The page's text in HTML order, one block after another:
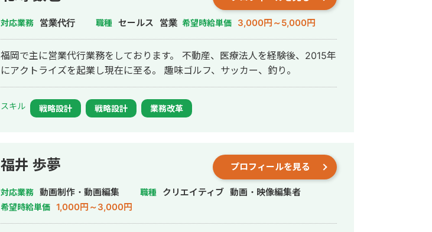
対応業務 営業代行 職種 セールス 営業 希望時給単価 3,000円～5,000円
福岡で主に営業代行業務をしております。 不動産、医療法人を経験後、2015年
にアクトライズを起業し現在に至る。 趣味ゴルフ、サッカー、釣り。
スキル 戦略設計 戦略設計 業務改革
福井 歩夢 プロフィールを見る
対応業務 動画制作・動画編集 職種 クリエイティブ 動画・映像編集者
希望時給単価 1,000円～3,000円